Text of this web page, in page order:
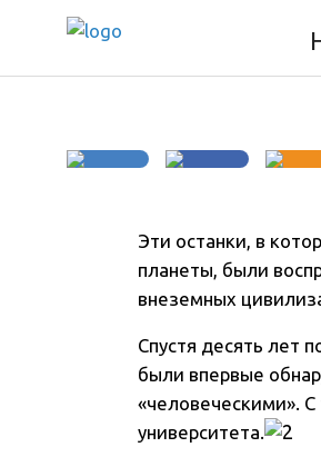
Эти останки, в
планеты, были
внеземных
Спустя десять лет
были впервые
«человеческими».
университета.